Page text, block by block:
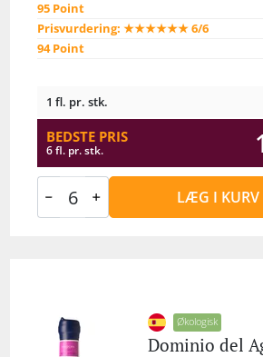
95 Point
Prisvurdering: ★★★★★★ 6/6
94 Point
1 fl. pr. stk.
BEDSTE PRIS
6 fl. pr. stk.
LÆG I KURV
Økologisk
Dominio del